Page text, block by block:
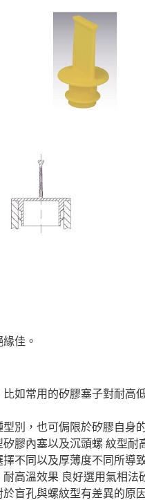
佳。
如常用的矽膠塞子對耐高
別，也可侷限於矽膠自身
膠內塞以及沉頭螺 紋型耐
不同以及厚薄度不同所導
高溫效果 良好選用氣相法
盲孔與螺紋型有差異的原